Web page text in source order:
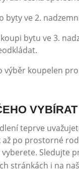
byty ve 2.
bytu ve 3.
výběr koupelen
VYBÍRAT
teprve
až po prostorné
vyberete. Sledujte
stránkách i na